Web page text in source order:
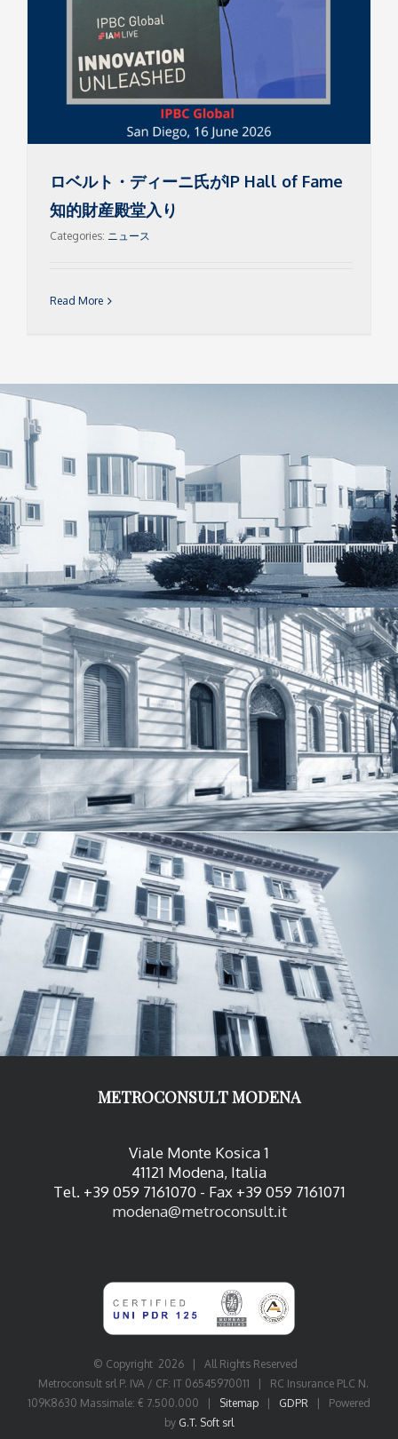
ロベルト・ディーニ氏がIP Hall of Fame
知的財産殿堂入り
Categories: ニュース
Read More
METROCONSULT MODENA
Viale Monte Kosica 1
41121 Modena, Italia
Tel. +39 059 7161070 - Fax +39 059 7161071
modena@metroconsult.it
© Copyright 2026 | All Rights Reserved
Metroconsult srl P. IVA / CF: IT 06545970011 | RC Insurance PLC N.
109K8630 Massimale: € 7.500.000 | Sitemap GDPR | Powered
by G.T. Soft srl